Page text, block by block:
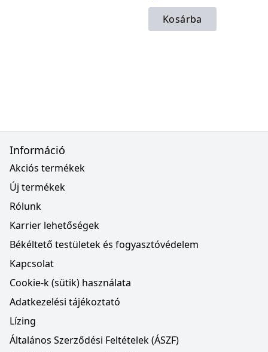
Kosárba
Információ
Akciós termékek
Új termékek
Rólunk
Karrier lehetőségek
Békéltető testületek és fogyasztóvédelem
Kapcsolat
Cookie-k (sütik) használata
Adatkezelési tájékoztató
Lízing
Általános Szerződési Feltételek (ÁSZF)